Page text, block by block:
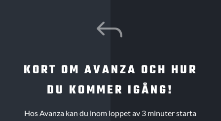
J
KORT OM AVANZA OCH HUR
DU KOMMER IGÅNG!
Hos Avanza kan du inom loppet av 3 minuter starta